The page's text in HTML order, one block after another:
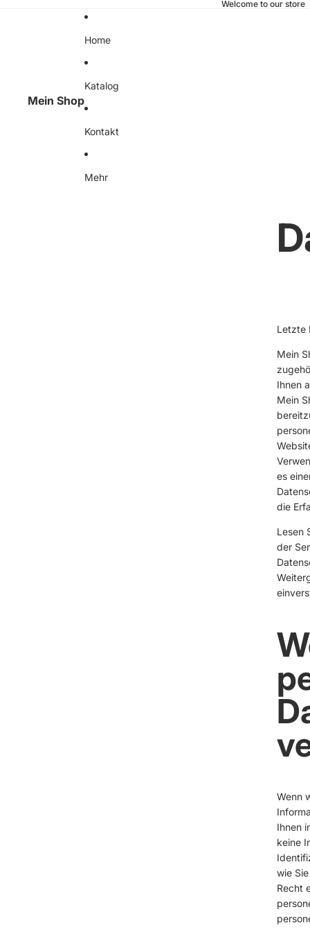
Welcome to our store
Mein Shop
Home
Katalog
Kontakt
Mehr
Letzte
Mein
Ihnen
Mein
es
die
Lesen
der
Wenn
Ihnen
keine
wie
Recht